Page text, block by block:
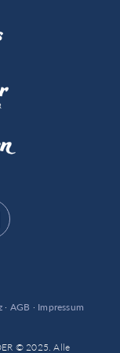
· AGB · Impressum
© 2025. Alle